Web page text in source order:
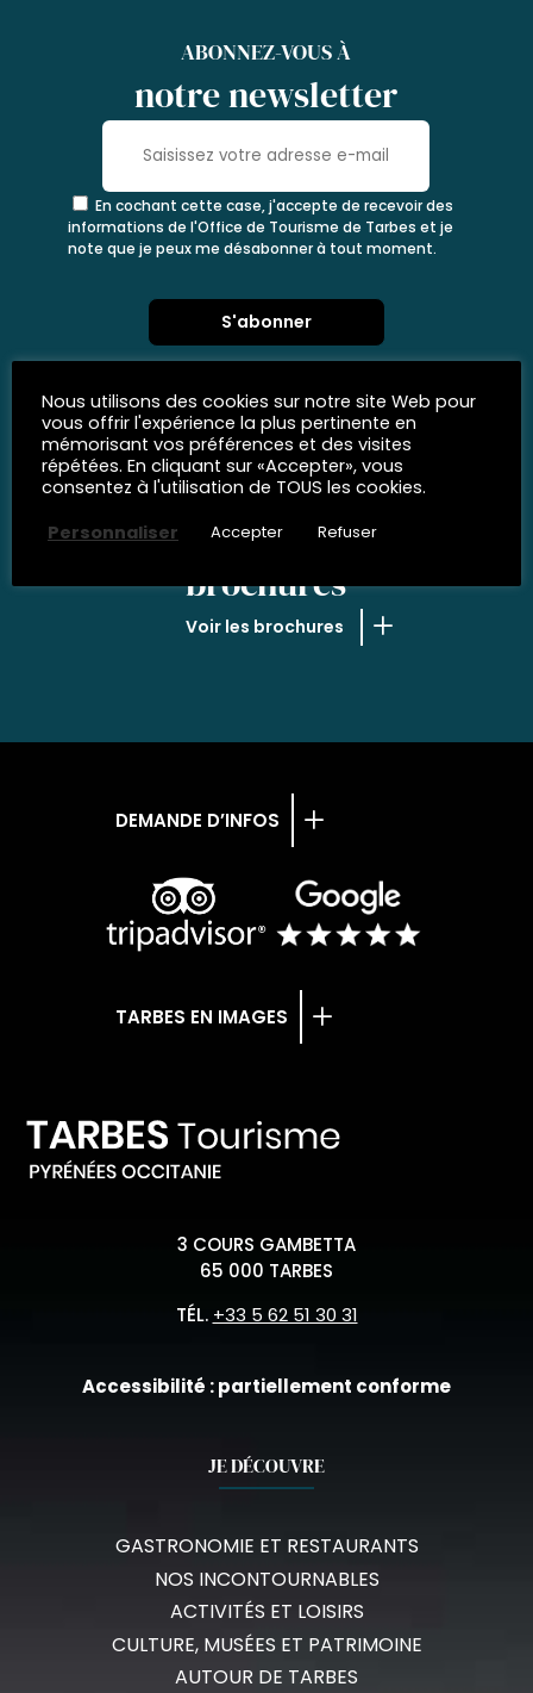
ABONNEZ-VOUS À
notre newsletter
En cochant cette case, j'accepte de recevoir des
informations de l'Office de Tourisme de Tarbes et je
note que je peux me désabonner à tout moment.
NOS
brochures
Voir les brochures
DEMANDE D’INFOS
TARBES EN IMAGES
3 COURS GAMBETTA
65 000 TARBES
TÉL. +33 5 62 51 30 31
Accessibilité : partiellement conforme
JE DÉCOUVRE
GASTRONOMIE ET RESTAURANTS
NOS INCONTOURNABLES
ACTIVITÉS ET LOISIRS
CULTURE, MUSÉES ET PATRIMOINE
AUTOUR DE TARBES
Nous utilisons des cookies sur notre site Web pour
vous offrir l'expérience la plus pertinente en
mémorisant vos préférences et des visites
répétées. En cliquant sur «Accepter», vous
consentez à l'utilisation de TOUS les cookies.
Personnaliser
Accepter Refuser